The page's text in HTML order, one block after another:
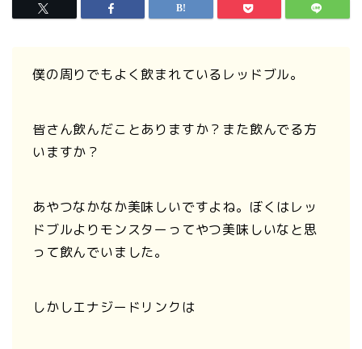
僕の周りでもよく飲まれているレッドブル。
皆さん飲んだことありますか？また飲んでる方
いますか？
あやつなかなか美味しいですよね。ぼくはレッ
ドブルよりモンスターってやつ美味しいなと思
って飲んでいました。
しかしエナジードリンクは